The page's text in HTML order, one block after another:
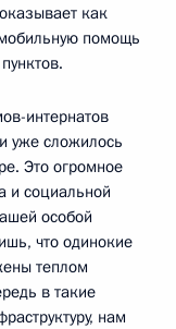
как
помощь
интернатов
уже сложилось
Это огромное
социальной
особой
что одинокие
теплом
в такие
нам